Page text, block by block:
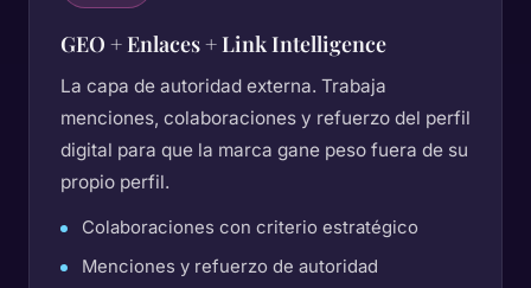
GEO + Enlaces + Link Intelligence
La capa de autoridad externa. Trabaja
menciones, colaboraciones y refuerzo del perfil
digital para que la marca gane peso fuera de su
propio perfil.
Colaboraciones con criterio estratégico
Menciones y refuerzo de autoridad